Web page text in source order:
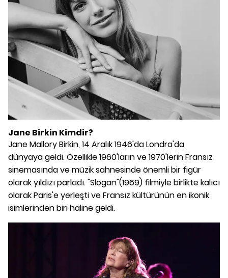
Jane Birkin Kimdir?
Jane Mallory Birkin, 14 Aralık 1946'da Londra'da
dünyaya geldi. Özellikle 1960'ların ve 1970'lerin Fransız
sinemasında ve müzik sahnesinde önemli bir figür
olarak yıldızı parladı. "Slogan"(1969) filmiyle birlikte kalıcı
olarak Paris'e yerleşti ve Fransız kültürünün en ikonik
isimlerinden biri haline geldi.